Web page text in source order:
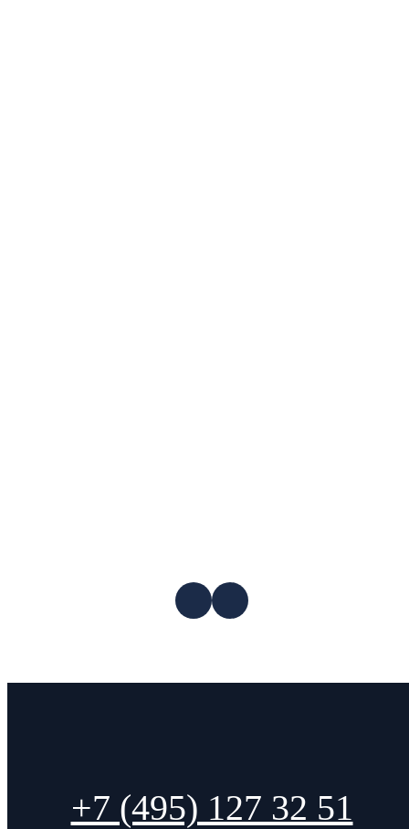
+7 (495) 127 32 51